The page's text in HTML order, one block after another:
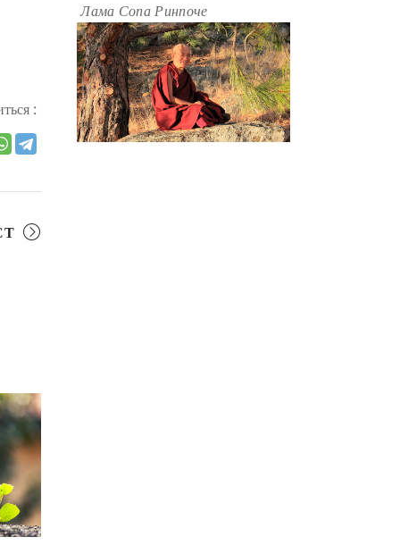
:
ЧОКОР ДЮЧЕН(3)
ПОСВЯЩЕНИЕ(2) ГНЕВ(2)
ПРОСТИРАНИЯ(2)
ДАГРИ РИНПОЧЕ(2)
ГРУППОВАЯ ПРАКТИКА(2)
Лама Сопа Ринпоче